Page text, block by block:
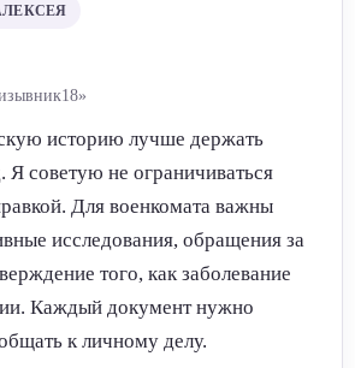
историю лучше держать
Я советую не ограничиваться
Для военкомата важны
исследования, обращения за
того, как заболевание
Каждый документ нужно
к личному делу.